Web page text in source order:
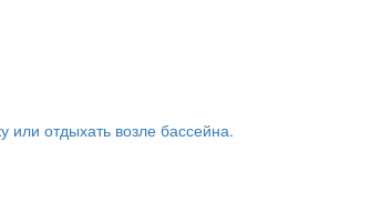
или отдыхать возле бассейна.